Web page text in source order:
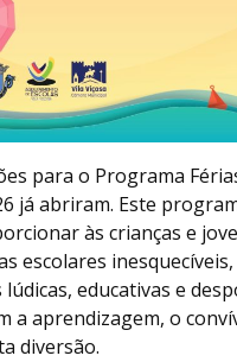
para o Programa
já abriram. Este
às crianças e
escolares
lúdicas, educativas e
a aprendizagem, o
diversão.